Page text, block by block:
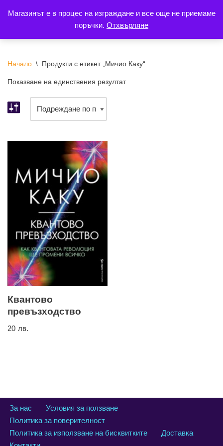
Магазинът е в процес на изграждане и все още не приемаме
поръчки. Отхвърляне
към
Начало \ Продукти с етикет „Мичио Каку“
Показване на единствения резултат
Квантово
превъзходство
20 лв.
За нас
Условия за ползване
Политика за поверителност
Политика за използване на бисквитките
Доставка